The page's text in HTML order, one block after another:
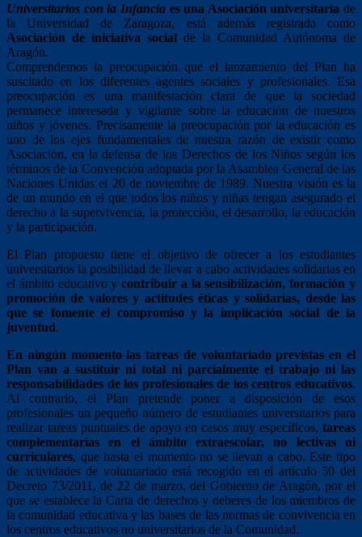
Universitarios con la Infanciaes una Asociación universitaria de
la Universidad de Zaragoza, está además registrada como
Asociación de iniciativa social de la Comunidad Autónoma de
Aragón.
Comprendemos la preocupación que el lanzamiento del Plan ha
suscitado en los diferentes agentes sociales y profesionales. Esa
preocupación es una manifestación clara de que la sociedad
permanece interesada y vigilante sobre la educación de nuestros
niños y jóvenes. Precisamente la preocupación por la educación es
uno de los ejes fundamentales de nuestra razón de existir como
Asociación, en la defensa de los Derechos de los Niños según los
términos de la Convención adoptada por la Asamblea General de las
Naciones Unidas el 20 de noviembre de 1989. Nuestra visión es la
de un mundo en el que todos los niños y niñas tengan asegurado el
derecho a la supervivencia, la protección, el desarrollo, la educación
y la participación.
El Plan propuesto tiene el objetivo de ofrecer a los estudiantes
universitarios la posibilidad de llevar a cabo actividades solidarias en
el ámbito educativo ycontribuir a la sensibilización, formación y
promoción de valores y actitudes éticas y solidarias, desde las
que se fomente el compromiso y la implicación social de la
juventud.
En ningún momento las tareas de voluntariado previstas en el
Plan van a sustituir ni total ni parcialmente el trabajo ni las
responsabilidades de los profesionales de los centros educativos.
Al contrario, el Plan pretende poner a disposición de esos
profesionales un pequeño número de estudiantes universitarios para
realizar tareas puntuales de apoyo en casos muy específicos, tareas
complementarias en el ámbito extraescolar, no lectivas ni
curriculares, que hasta el momento no se llevan a cabo. Este tipo
de actividades de voluntariado está recogido en el artículo 50 del
Decreto 73/2011, de 22 de marzo, del Gobierno de Aragón, por el
que se establece la Carta de derechos y deberes de los miembros de
la comunidad educativa y las bases de las normas de convivencia en
los centros educativos no universitarios de la Comunidad.